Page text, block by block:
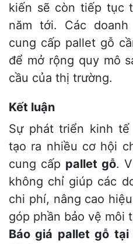
kiến sẽ còn tiếp tục
năm tới. Các
cung cấp pallet gỗ
để mở rộng quy mô
cầu của thị trường.
Kết luận
Sự phát triển kinh tế
tạo ra nhiều cơ hội
cung cấp pallet gỗ.
không chỉ giúp các
chi phí, nâng cao
góp phần bảo vệ môi
Báo giá pallet gỗ